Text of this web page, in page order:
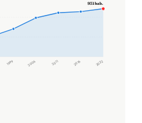
1999 2006 2011 2016 2022
931 hab.